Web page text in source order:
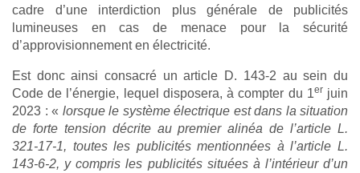
cadre d’une interdiction plus générale de publicités
lumineuses en cas de menace pour la sécurité
d’approvisionnement en électricité.
Est donc ainsi consacré un article D. 143-2 au sein du
Code de l’énergie, lequel disposera, à compter du 1er juin
2023 : « lorsque le système électrique est dans la situation
de forte tension décrite au premier alinéa de l’article L.
321-17-1, toutes les publicités mentionnées à l’article L.
143-6-2, y compris les publicités situées à l’intérieur d’un